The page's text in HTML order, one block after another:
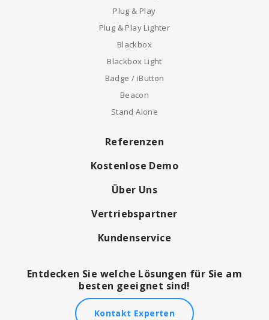
Plug & Play
Plug & Play Lighter
Blackbox
Blackbox Light
Badge / iButton
Beacon
Stand Alone
Referenzen
Kostenlose Demo
Über Uns
Vertriebspartner
Kundenservice
Entdecken Sie welche Lösungen für Sie am
besten geeignet sind!
Kontakt Experten